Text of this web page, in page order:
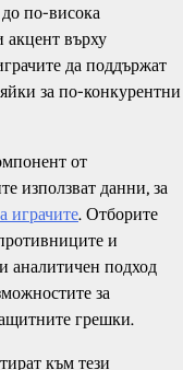
до по-висока
акцент върху
да поддържат
за по-конкурентни
от
използват данни, за
играчите. Отборите
и
аналитичен подход
за
грешки.
към тези